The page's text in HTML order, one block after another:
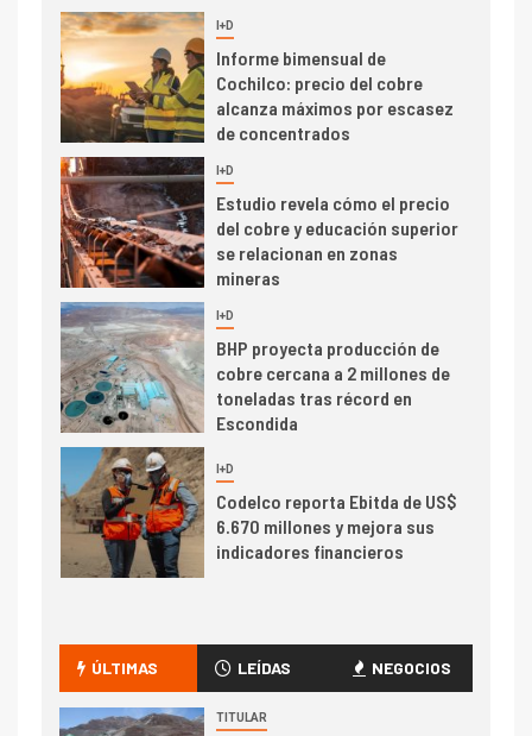
4 I+D
Informe bimensual de
Cochilco: precio del cobre
alcanza máximos por escasez
de concentrados
5 I+D
Estudio revela cómo el precio
del cobre y educación superior
se relacionan en zonas
mineras
6 I+D
BHP proyecta producción de
cobre cercana a 2 millones de
toneladas tras récord en
Escondida
I+D
Codelco reporta Ebitda de US$
6.670 millones y mejora sus
indicadores financieros
camión 100% eléctrico para
transportar cátodos al Puerto
de San Antonio
ÚLTIMAS LEÍDAS NEGOCIOS
TITULAR